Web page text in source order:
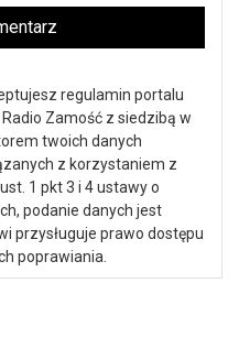
regulamin portalu
Zamość z siedzibą w
twoich danych
z korzystaniem z
1 pkt 3 i 4 ustawy o
podanie danych jest
przysługuje prawo dostępu
poprawiania.